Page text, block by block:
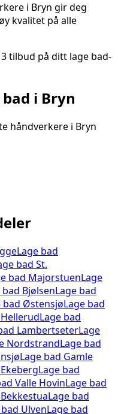
i Bryn gir deg
kvalitet på alle
tilbud på ditt lage bad-
i Bryn
håndverkere i Bryn
Lage bad
bad St.
bad MajorstuenLage
bad BjølsenLage bad
bad ØstensjøLage bad
HellerudLage bad
LambertseterLage
NordstrandLage bad
Lage bad Gamle
EkebergLage bad
Valle HovinLage bad
BekkestuaLage bad
UlvenLage bad